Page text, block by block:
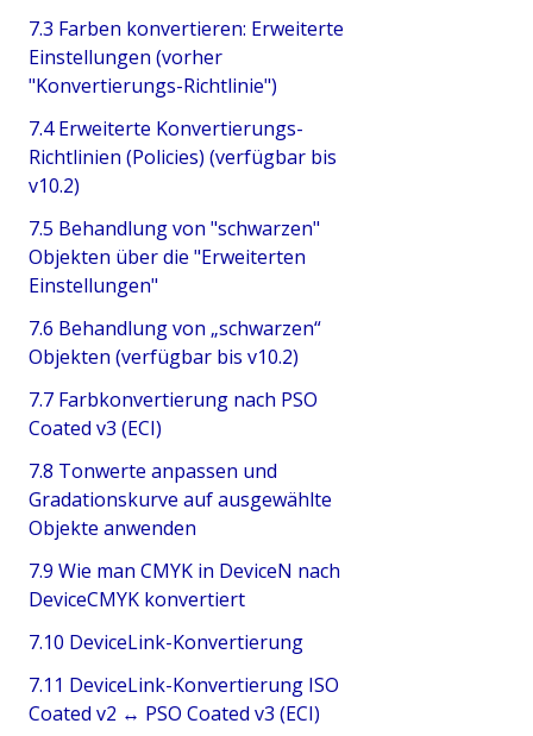
7.3 Farben konvertieren: Erweiterte
Einstellungen (vorher
"Konvertierungs-Richtlinie")
7.4 Erweiterte Konvertierungs-
Richtlinien (Policies) (verfügbar bis
v10.2)
7.5 Behandlung von "schwarzen"
Objekten über die "Erweiterten
Einstellungen"
7.6 Behandlung von „schwarzen“
Objekten (verfügbar bis v10.2)
7.7 Farbkonvertierung nach PSO
Coated v3 (ECI)
7.8 Tonwerte anpassen und
Gradationskurve auf ausgewählte
Objekte anwenden
7.9 Wie man CMYK in DeviceN nach
DeviceCMYK konvertiert
7.10 DeviceLink-Konvertierung
7.11 DeviceLink-Konvertierung ISO
Coated v2 ↔ PSO Coated v3 (ECI)